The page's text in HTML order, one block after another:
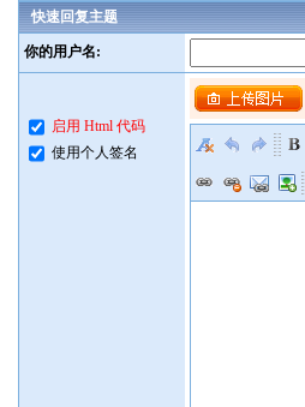
快速回复主题
你的用户名:
启用 Html 代码
使用个人签名